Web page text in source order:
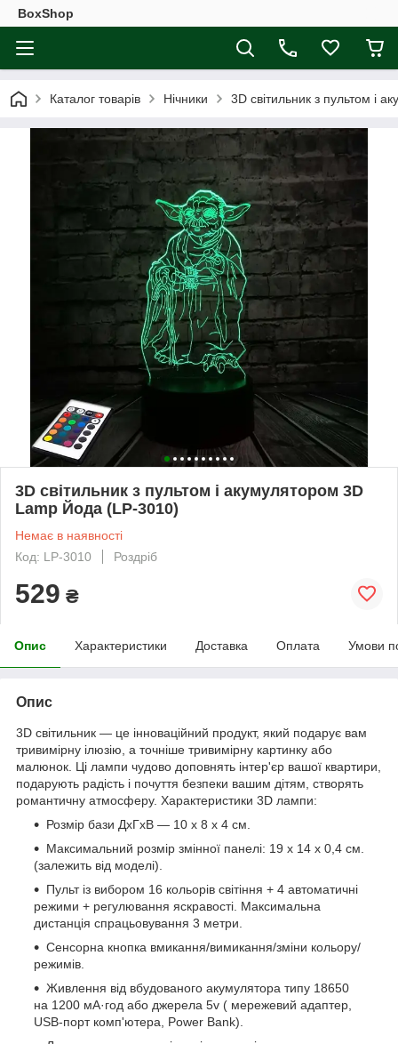
BoxShop
Каталог товарів Нічники 3D світильник з пультом і
3D світильник з пультом і акумулятором 3D
Lamp Йода (LP-3010)
Немає в наявності
Код: LP-3010
Роздріб
529 ₴
Опис Характеристики Доставка Оплата Умови
Опис
3D світильник — це інноваційний продукт, який подарує вам
тривимірну ілюзію, а точніше тривимірну картинку або
малюнок. Ці лампи чудово доповнять інтер'єр вашої квартири,
подарують радість і почуття безпеки вашим дітям, створять
романтичну атмосферу. Характеристики 3D лампи:
Розмір бази ДхГхВ — 10 х 8 х 4 см.
Максимальний розмір змінної панелі: 19 x 14 x 0,4 см.
(залежить від моделі).
Пульт із вибором 16 кольорів світіння + 4 автоматичні
режими + регулювання яскравості. Максимальна
дистанція спрацьовування 3 метри.
Сенсорна кнопка вмикання/вимикання/зміни кольору/
режимів.
Живлення від вбудованого акумулятора типу 18650
на 1200 мА·год або джерела 5v ( мережевий адаптер,
USB-порт комп'ютера, Power Bank).